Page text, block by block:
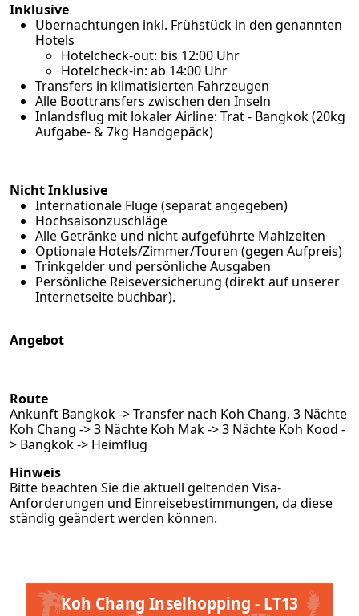
Inklusive
Übernachtungen inkl. Frühstück in den genannten
Hotels
Hotelcheck-out: bis 12:00 Uhr
Hotelcheck-in: ab 14:00 Uhr
Transfers in klimatisierten Fahrzeugen
Alle Boottransfers zwischen den Inseln
Inlandsflug mit lokaler Airline: Trat - Bangkok (20kg
Aufgabe- & 7kg Handgepäck)
Nicht Inklusive
Internationale Flüge (separat angegeben)
Hochsaisonzuschläge
Alle Getränke und nicht aufgeführte Mahlzeiten
Optionale Hotels/Zimmer/Touren (gegen Aufpreis)
Trinkgelder und persönliche Ausgaben
Persönliche Reiseversicherung (direkt auf unserer
Internetseite buchbar).
Angebot
Route
Ankunft Bangkok -> Transfer nach Koh Chang, 3 Nächte
Koh Chang -> 3 Nächte Koh Mak -> 3 Nächte Koh Kood -
> Bangkok -> Heimflug
Hinweis
Bitte beachten Sie die aktuell geltenden Visa-
Anforderungen und Einreisebestimmungen, da diese
ständig geändert werden können.
Koh Chang Inselhopping - LT13